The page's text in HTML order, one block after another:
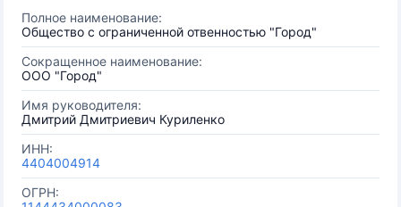
Полное наименование:
Общество с ограниченной отвенностью "Город"
Сокращенное наименование:
ООО "Город"
Имя руководителя:
Дмитрий Дмитриевич Куриленко
ИНН:
4404004914
ОГРН: